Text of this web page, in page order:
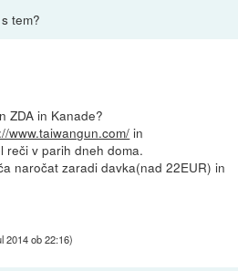
tem?
ZDA in Kanade?
www.taiwangun.com/ in
reči v parih dneh doma.
naročat zaradi davka(nad 22EUR) in
2014 ob 22:16)